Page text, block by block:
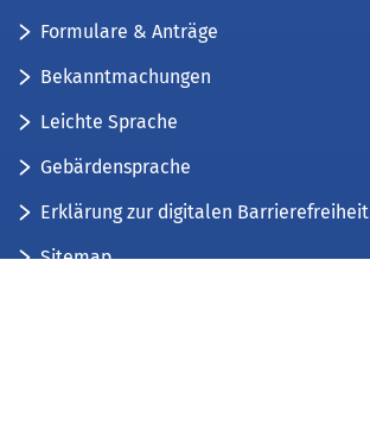
Formulare & Anträge
Bekanntmachungen
Leichte Sprache
Gebärdensprache
Erklärung zur digitalen Barrierefreiheit
Sitemap